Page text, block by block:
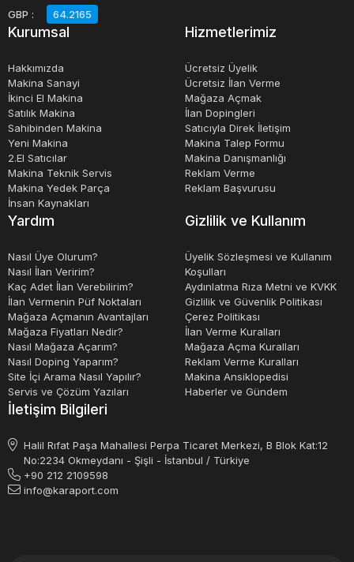
ve şıklık katmak için dekoratif özelliklere sahip olabilirler.
ve diğer yemek etkinliklerinde sıklıkla kullanılan bir mutfak
aracıdır. Yemeklerin sıcak kalması ve sunumunun şık
görünmesi için tercih edilen chafing dish'ler, aynı
zamanda yemekleri hijyenik ve güvenli bir şekilde sunmak
için de kullanılır.
GBP : 64.2165
Kurumsal
Hakkımızda
Makina Sanayi
İkinci El Makina
Satılık Makina
Sahibinden Makina
Yeni Makina
2.El Satıcılar
Makina Teknik Servis
Makina Yedek Parça
İnsan Kaynakları
Hizmetlerimiz
Ücretsiz Üyelik
Ücretsiz İlan Verme
Mağaza Açmak
İlan Dopingleri
Satıcıyla Direk İletişim
Makina Talep Formu
Makina Danışmanlığı
Reklam Verme
Reklam Başvurusu
Yardım
Nasıl Üye Olurum?
Nasıl İlan Veririm?
Kaç Adet İlan Verebilirim?
İlan Vermenin Püf Noktaları
Mağaza Açmanın Avantajları
Mağaza Fiyatları Nedir?
Nasıl Mağaza Açarım?
Nasıl Doping Yaparım?
Site İçi Arama Nasıl Yapılır?
Servis ve Çözüm Yazıları
Gizlilik ve Kullanım
Üyelik Sözleşmesi ve Kullanım
Koşulları
Aydınlatma Rıza Metni ve KVKK
Gizlilik ve Güvenlik Politikası
Çerez Politikası
İlan Verme Kuralları
Mağaza Açma Kuralları
Reklam Verme Kuralları
Makina Ansiklopedisi
Haberler ve Gündem
İletişim Bilgileri
Halil Rıfat Paşa Mahallesi Perpa Ticaret Merkezi, B Blok Kat:12
No:2234 Okmeydanı - Şişli - İstanbul / Türkiye
+90 212 2109598
info@karaport.com